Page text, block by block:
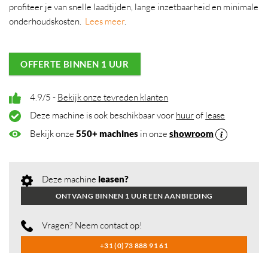
profiteer je van snelle laadtijden, lange inzetbaarheid en minimale
onderhoudskosten. Lees meer.
OFFERTE BINNEN 1 UUR
4.9/5 - Bekijk onze tevreden klanten
Deze machine is ook beschikbaar voor huurof lease
Bekijk onze550+ machines in onzeshowroom
Deze machine leasen?
ONTVANG BINNEN 1 UUR EEN AANBIEDING
Vragen? Neem contact op!
+31 (0)73 888 91 61